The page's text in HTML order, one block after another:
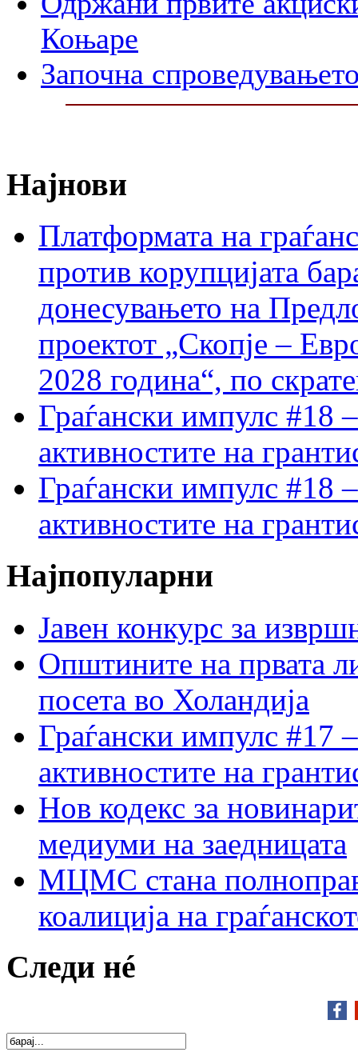
Коњаре
Започна
Најнови
Платформата на
против корупцијата
донесувањето на
проектот „Скопје –
2028 година“, по
Граѓански импулс #18
активностите на
Граѓански импулс #18
активностите на
Најпопуларни
Јавен конкурс за
Општините на првата
посета во Холандија
Граѓански импулс #17
активностите на
Нов кодекс за
медиуми на заедницата
МЦМС стана
коалиција на
Следи нé